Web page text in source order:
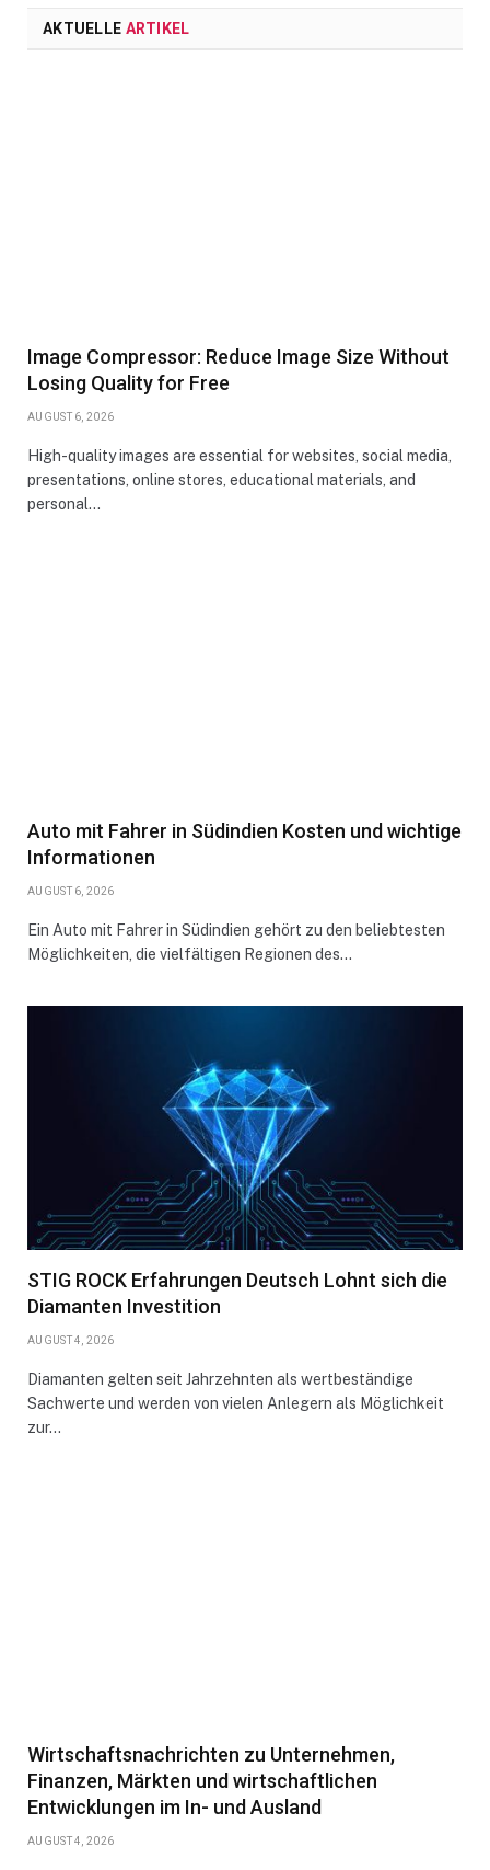
AKTUELLE ARTIKEL
Image Compressor: Reduce Image Size Without
Losing Quality for Free
AUGUST 6, 2026
High-quality images are essential for websites, social media,
presentations, online stores, educational materials, and
personal…
Auto mit Fahrer in Südindien Kosten und wichtige
Informationen
AUGUST 6, 2026
Ein Auto mit Fahrer in Südindien gehört zu den beliebtesten
Möglichkeiten, die vielfältigen Regionen des…
STIG ROCK Erfahrungen Deutsch Lohnt sich die
Diamanten Investition
AUGUST 4, 2026
Diamanten gelten seit Jahrzehnten als wertbeständige
Sachwerte und werden von vielen Anlegern als Möglichkeit
zur…
Wirtschaftsnachrichten zu Unternehmen,
Finanzen, Märkten und wirtschaftlichen
Entwicklungen im In- und Ausland
AUGUST 4, 2026